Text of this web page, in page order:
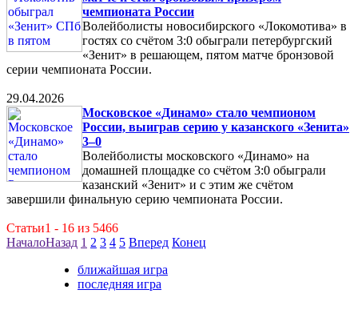
чемпионата России
Волейболисты новосибирского «Локомотива» в
гостях со счётом 3:0 обыграли петербургский
«Зенит» в решающем, пятом матче бронзовой
серии чемпионата России.
29.04.2026
Московское «Динамо» стало чемпионом
России, выиграв серию у казанского «Зенита»
3–0
Волейболисты московского «Динамо» на
домашней площадке со счётом 3:0 обыграли
казанский «Зенит» и с этим же счётом
завершили финальную серию чемпионата России.
Статьи1 - 16 из 5466
НачалоНазад 1 2 3 4 5 Вперед Конец
ближайшая игра
последняя игра